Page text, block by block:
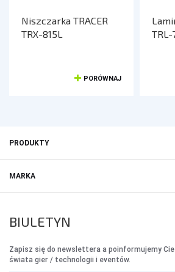
Niszczarka TRACER
TRX-815L
PORÓWNAJ
PRODUKTY
MARKA
BIULETYN
Zapisz się do newslettera a poinformujemy
świata gier / technologii i eventów.